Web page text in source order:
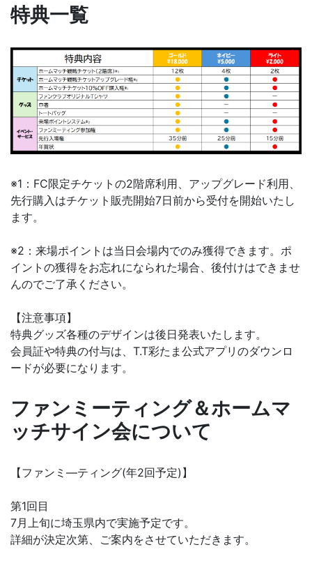
特典一覧
※1：FC限定チケットの2階席利用、アップグレード利用、
先行購入はチケット販売開始7日前から受付を開始いたし
ます。
※2：来場ポイントは当日会場内でのみ獲得できます。ポ
イントの獲得をお忘れになられた場合、後付けはできませ
んのでご了承ください。
【注意事項】
特典グッズ各種のデザインは後日発表いたします。
会員証や特典の付与は、T.T彩たま公式アプリのダウンロ
ードが必要になります。
ファンミーティング＆ホームマ
ッチサイン会について
【ファンミ―ティング(年2回予定)】
第1回目
7月上旬に埼玉県内で実施予定です。
詳細が決定次第、ご案内をさせていただきます。